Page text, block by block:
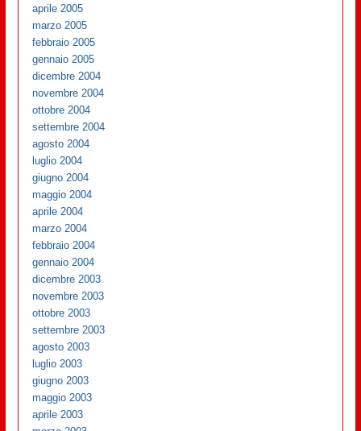
aprile 2005
marzo 2005
febbraio 2005
gennaio 2005
dicembre 2004
novembre 2004
ottobre 2004
settembre 2004
agosto 2004
luglio 2004
giugno 2004
maggio 2004
aprile 2004
marzo 2004
febbraio 2004
gennaio 2004
dicembre 2003
novembre 2003
ottobre 2003
settembre 2003
agosto 2003
luglio 2003
giugno 2003
maggio 2003
aprile 2003